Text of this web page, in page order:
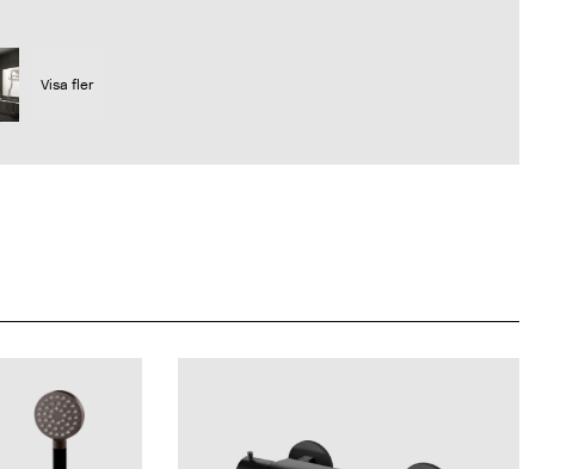
Visa fler